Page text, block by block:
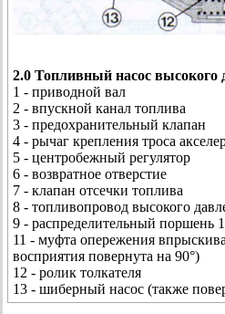
2.0 Топливный насос высокого
1 - приводной вал
2 - впускной канал топлива
3 - предохранительный клапан
4 - рычаг крепления троса
5 - центробежный регулятор
6 - возвратное отверстие
7 - клапан отсечки топлива
8 - топливопровод высокого
9 - распределительный поршень
11 - муфта опережения
восприятия повернута на 90°)
12 - ролик толкателя
13 - шиберный насос (также